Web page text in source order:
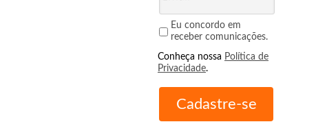
Eu concordo em
receber comunicações.
Conheça nossa Política de
Privacidade.